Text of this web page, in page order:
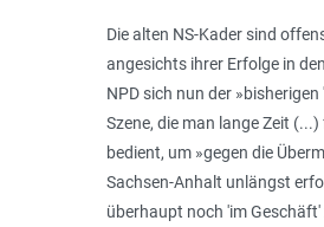
Die alten NS-Kader sind
angesichts ihrer Erfolge in
NPD sich nun der »
Szene, die man lange Zeit
bedient, um »gegen die
Sachsen-Anhalt unlängst
überhaupt noch 'im Geschäft'